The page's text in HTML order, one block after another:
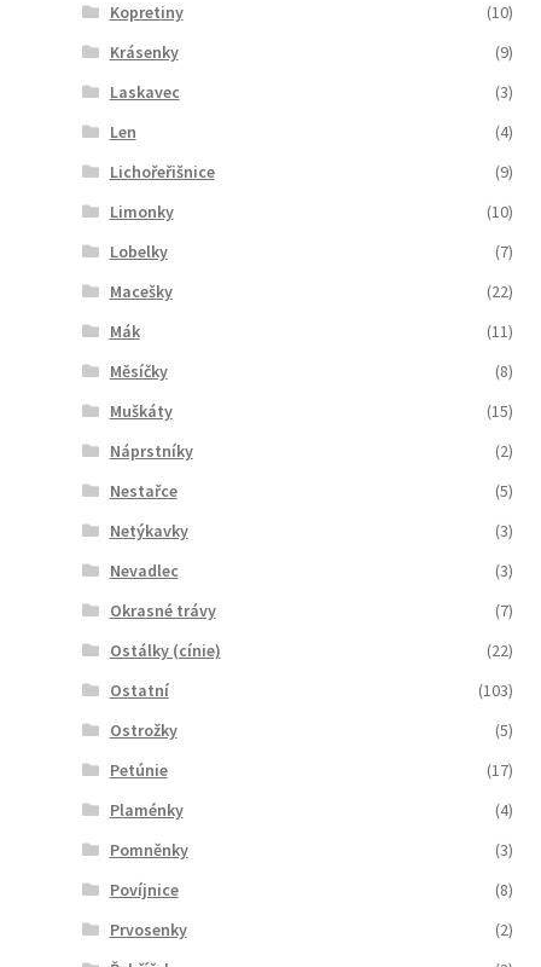
Kopretiny
(10)
Krásenky
(9)
Laskavec
(3)
Len
(4)
Lichořeřišnice
(9)
Limonky
(10)
Lobelky
(7)
Macešky
(22)
Mák
(11)
Měsíčky
(8)
Muškáty
(15)
Náprstníky
(2)
Nestařce
(5)
Netýkavky
(3)
Nevadlec
(3)
Okrasné trávy
(7)
Ostálky (cínie)
(22)
Ostatní
(103)
Ostrožky
(5)
Petúnie
(17)
Plaménky
(4)
Pomněnky
(3)
Povíjnice
(8)
Prvosenky
(2)